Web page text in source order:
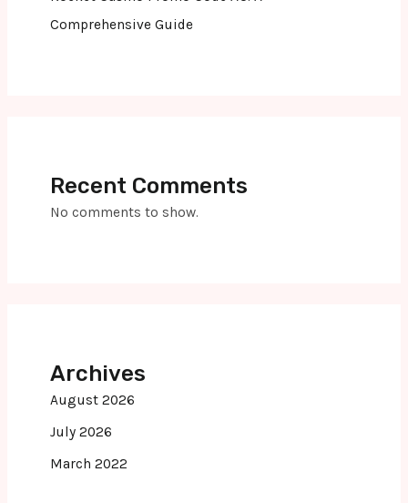
Comprehensive Guide
Recent Comments
No comments to show.
Archives
August 2026
July 2026
March 2022